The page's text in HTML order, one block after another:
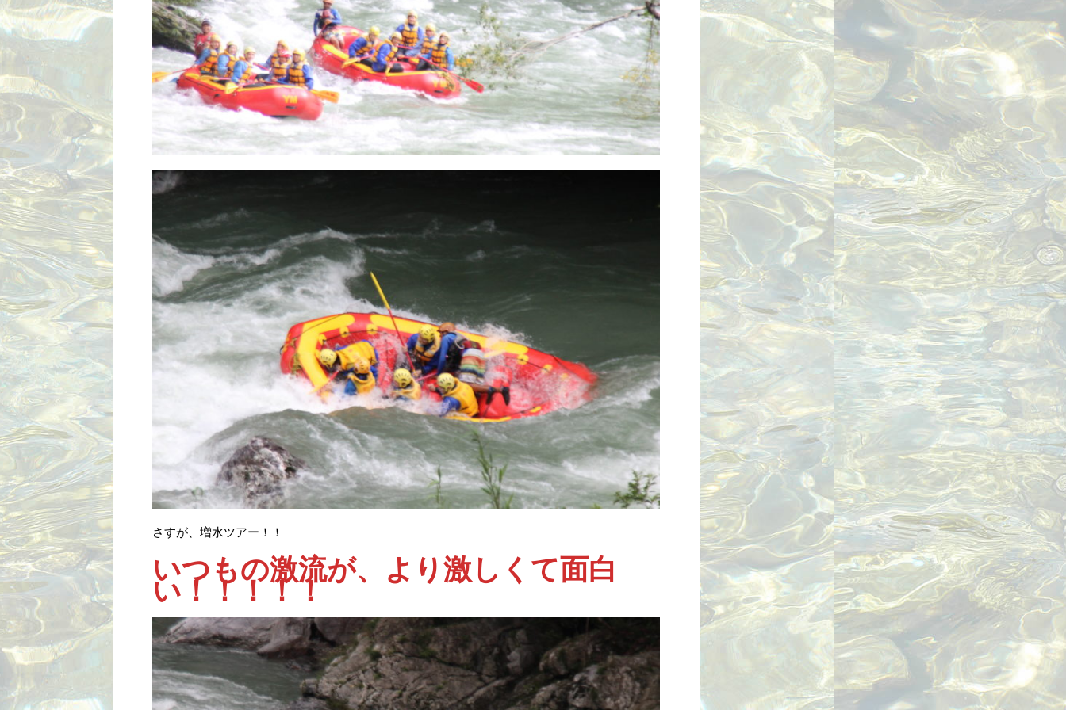
さすが、増水ツアー！！
いつもの激流が、より激しくて面白
い！！！！！